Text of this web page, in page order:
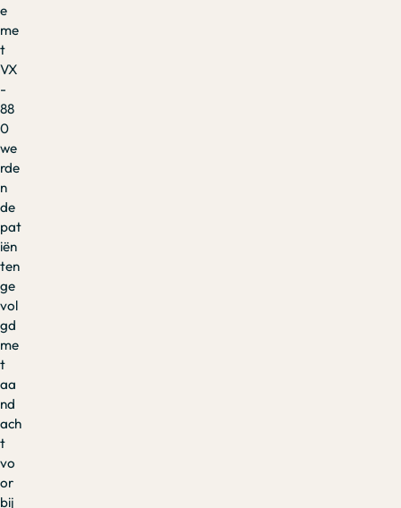
e
me
t
VX
-
88
0
we
rde
n
de
pat
iën
ten
ge
vol
gd
me
t
aa
nd
ach
t
vo
or
bij